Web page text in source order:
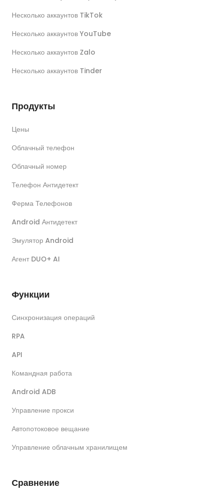
Несколько аккаунтов TikTok
Несколько аккаунтов YouTube
Несколько аккаунтов Zalo
Несколько аккаунтов Tinder
Продукты
Цены
Облачный телефон
Облачный номер
Телефон Антидетект
Ферма Телефонов
Android Антидетект
Эмулятор Android
Агент DUO+ AI
Функции
Синхронизация операций
RPA
API
Командная работа
Android ADB
Управление прокси
Автопотоковое вещание
Управление облачным хранилищем
Сравнение